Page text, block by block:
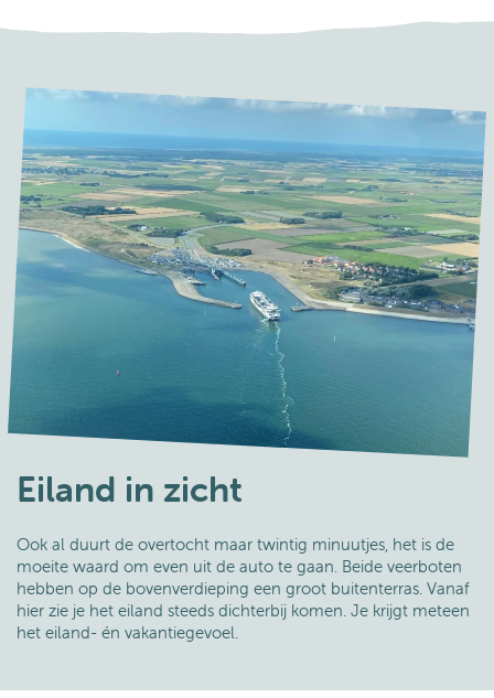
Eiland in zicht
Ook al duurt de overtocht maar twintig minuutjes, het is de
moeite waard om even uit de auto te gaan. Beide veerboten
hebben op de bovenverdieping een groot buitenterras. Vanaf
hier zie je het eiland steeds dichterbij komen. Je krijgt meteen
het eiland- én vakantiegevoel.